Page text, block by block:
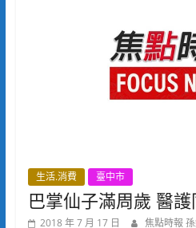
生活.消費 臺中市
巴掌仙子滿周歲 醫
2018 年 7 月 17 日 焦點時報